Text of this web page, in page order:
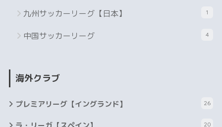
九州サッカーリーグ【日本】 1
中国サッカーリーグ 4
海外クラブ
プレミアリーグ【イングランド】 26
20